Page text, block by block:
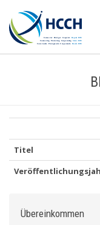
Titel
Übereinkommen